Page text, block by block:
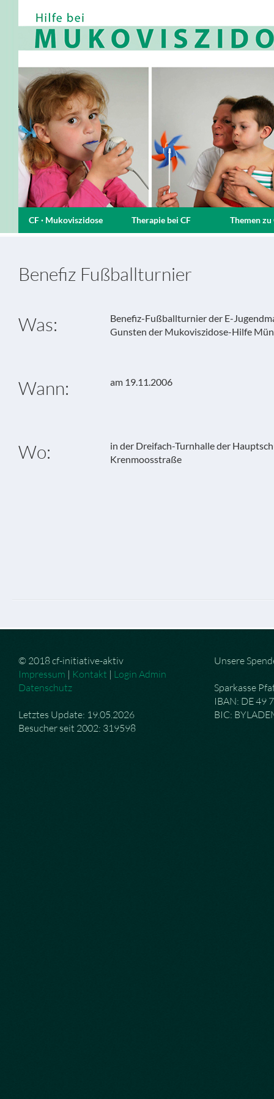
CF · Mukoviszidose Therapie bei CF Themen zu
Benefiz Fußballturnier
Was:
Benefiz-Fußballturnier der E-
Gunsten der Mukoviszidose-Hilfe
Wann: am 19.11.2006
Wo:
in der Dreifach-Turnhalle der
Krenmoosstraße
© 2018 cf-initiative-aktiv
Impressum | Kontakt | Login Admin
Datenschutz
Letztes Update: 19.05.2026
Besucher seit 2002: 319598
Unsere
Sparkasse
IBAN: DE 49
BIC: